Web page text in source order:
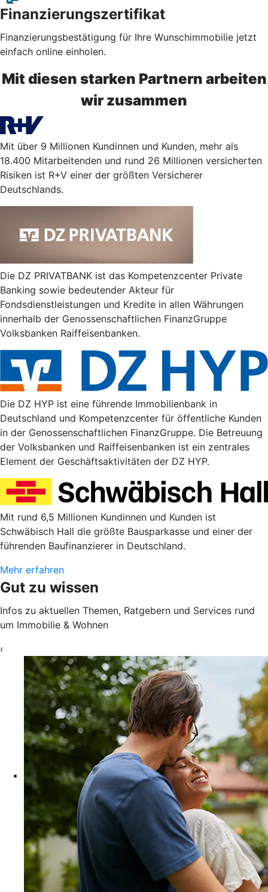
Finanzierungszertifikat
Finanzierungsbestätigung für Ihre Wunschimmobilie jetzt
einfach online einholen.
Mit diesen starken Partnern arbeiten
wir zusammen
Mit über 9 Millionen Kundinnen und Kunden, mehr als
18.400 Mitarbeitenden und rund 26 Millionen versicherten
Risiken ist R+V einer der größten Versicherer
Deutschlands.
Die DZ PRIVATBANK ist das Kompetenzcenter Private
Banking sowie bedeutender Akteur für
Fondsdienstleistungen und Kredite in allen Währungen
innerhalb der Genossenschaftlichen FinanzGruppe
Volksbanken Raiffeisenbanken.
Die DZ HYP ist eine führende Immobilienbank in
Deutschland und Kompetenzcenter für öffentliche Kunden
in der Genossenschaftlichen FinanzGruppe. Die Betreuung
der Volksbanken und Raiffeisenbanken ist ein zentrales
Element der Geschäftsaktivitäten der DZ HYP.
Mit rund 6,5 Millionen Kundinnen und Kunden ist
Schwäbisch Hall die größte Bausparkasse und einer der
führenden Baufinanzierer in Deutschland.
Mehr erfahren
Gut zu wissen
Infos zu aktuellen Themen, Ratgebern und Services rund
um Immobilie & Wohnen
‹